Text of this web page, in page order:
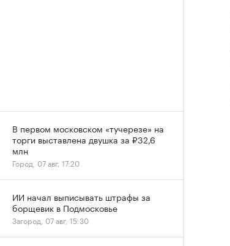
В первом московском «тучерезе» на
торги выставлена двушка за ₽32,6
млн
Город, 07 авг, 17:20
ИИ начал выписывать штрафы за
борщевик в Подмосковье
Загород, 07 авг, 15:30